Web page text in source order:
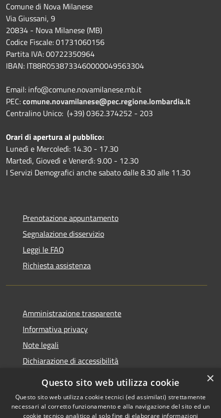
Comune di Nova Milanese
Via Giussani, 9
20834 - Nova Milanese (MB)
Codice Fiscale: 01731060156
Partita IVA: 00722350964
IBAN: IT88R0538733460000049563304
Email: info@comune.novamilanese.mb.it
PEC:comune.novamilanese@pec.regione.lombardia.it
Centralino Unico: (+39) 0362.374252 - 203
Orari di apertura al pubblico:
Lunedì e Mercoledì: 14.30 - 17.30
Martedì, Giovedì e Venerdì: 9.00 - 12.30
I Servizi Demografici anche sabato dalle 8.30 alle 11.30
Prenotazione appuntamento
Segnalazione disservizio
Leggi le FAQ
Richiesta assistenza
Amministrazione trasparente
Informativa privacy
Note legali
Dichiarazione di accessibilità
RSS
Copyright © 2026 • Comune di
×
Questo sito web utilizza cookie
Questo sito web utilizza cookie tecnici (ed assimilati) strettamente
necessari al corretto funzionamento e alla navigazione del sito ed un
cookie tecnico analitico al solo fine di elaborare informazioni